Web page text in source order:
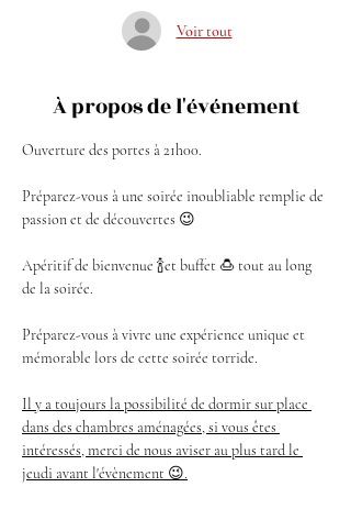
Voir tout
À propos de l'événement
Ouverture des portes à 21h00.
Préparez-vous à une soirée inoubliable remplie de
passion et de découvertes 😉
Apéritif de bienvenue 🍾et buffet 🍮 tout au long
de la soirée.
Préparez-vous à vivre une expérience unique et
mémorable lors de cette soirée torride.
Il y a toujours la possibilité de dormir sur place
dans des chambres aménagées, si vous êtes
intéressés, merci de nous aviser au plus tard le
jeudi avant l'évènement 😉.